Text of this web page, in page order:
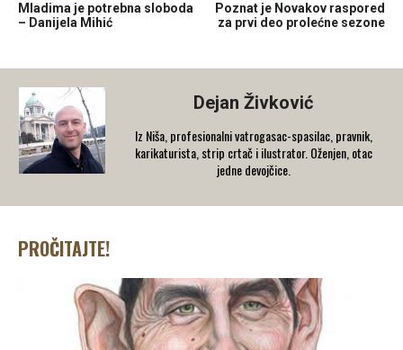
Mladima je potrebna sloboda
– Danijela Mihić
Poznat je Novakov raspored
za prvi deo prolećne sezone
Dejan Živković
Iz Niša, profesionalni vatrogasac-spasilac, pravnik,
karikaturista, strip crtač i ilustrator. Oženjen, otac
jedne devojčice.
PROČITAJTE!